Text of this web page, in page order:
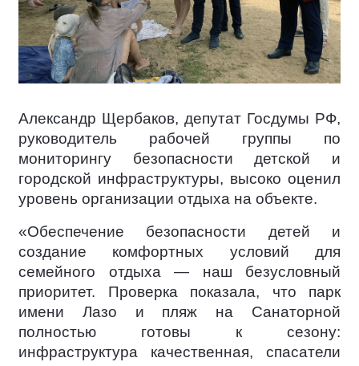
Александр Щербаков, депутат Госдумы РФ,
руководитель рабочей группы по
мониторингу безопасности детской и
городской инфраструктуры, высоко оценил
уровень организации отдыха на объекте.
«Обеспечение безопасности детей и
создание комфортных условий для
семейного отдыха — наш безусловный
приоритет. Проверка показала, что парк
имени Лазо и пляж на Санаторной
полностью готовы к сезону:
инфраструктура качественная, спасатели